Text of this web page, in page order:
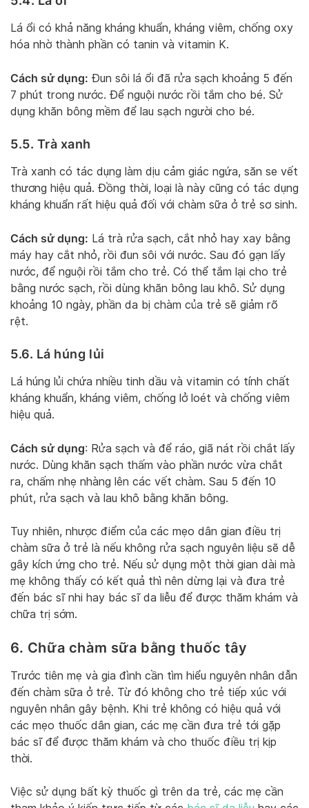
Lá ổi có khả năng kháng khuẩn, kháng viêm, chống oxy
hóa nhờ thành phần có tanin và vitamin K.
Cách sử dụng: Đun sôi lá ổi đã rửa sạch khoảng 5 đến
7 phút trong nước. Để nguội nước rồi tắm cho bé. Sử
dụng khăn bông mềm để lau sạch người cho bé.
5.5. Trà xanh
Trà xanh có tác dụng làm dịu cảm giác ngứa, săn se vết
thương hiệu quả. Đồng thời, loại là này cũng có tác dụng
kháng khuẩn rất hiệu quả đối với chàm sữa ở trẻ sơ sinh.
Cách sử dụng: Lá trà rửa sạch, cắt nhỏ hay xay bằng
máy hay cắt nhỏ, rồi đun sôi với nước. Sau đó gạn lấy
nước, để nguội rồi tắm cho trẻ. Có thể tắm lại cho trẻ
bằng nước sạch, rồi dùng khăn bông lau khô. Sử dụng
khoảng 10 ngày, phần da bị chàm của trẻ sẽ giảm rõ
rệt.
5.6. Lá húng lủi
Lá húng lủi chứa nhiều tinh dầu và vitamin có tính chất
kháng khuẩn, kháng viêm, chống lở loét và chống viêm
hiệu quả.
Cách sử dụng: Rửa sạch và để ráo, giã nát rồi chắt lấy
nước. Dùng khăn sạch thấm vào phần nước vừa chắt
ra, chấm nhẹ nhàng lên các vết chàm. Sau 5 đến 10
phút, rửa sạch và lau khô bằng khăn bông.
Tuy nhiên, nhược điểm của các mẹo dân gian điều trị
chàm sữa ở trẻ là nếu không rửa sạch nguyên liệu sẽ dễ
gây kích ứng cho trẻ. Nếu sử dụng một thời gian dài mà
mẹ không thấy có kết quả thì nên dừng lại và đưa trẻ
đến bác sĩ nhi hay bác sĩ da liễu để được thăm khám và
chữa trị sớm.
6. Chữa chàm sữa bằng thuốc tây
Trước tiên mẹ và gia đình cần tìm hiểu nguyên nhân dẫn
đến chàm sữa ở trẻ. Từ đó không cho trẻ tiếp xúc với
nguyên nhân gây bệnh. Khi trẻ không có hiệu quả với
các mẹo thuốc dân gian, các mẹ cần đưa trẻ tới gặp
bác sĩ để được thăm khám và cho thuốc điều trị kịp
thời.
Việc sử dụng bất kỳ thuốc gì trên da trẻ, các mẹ cần